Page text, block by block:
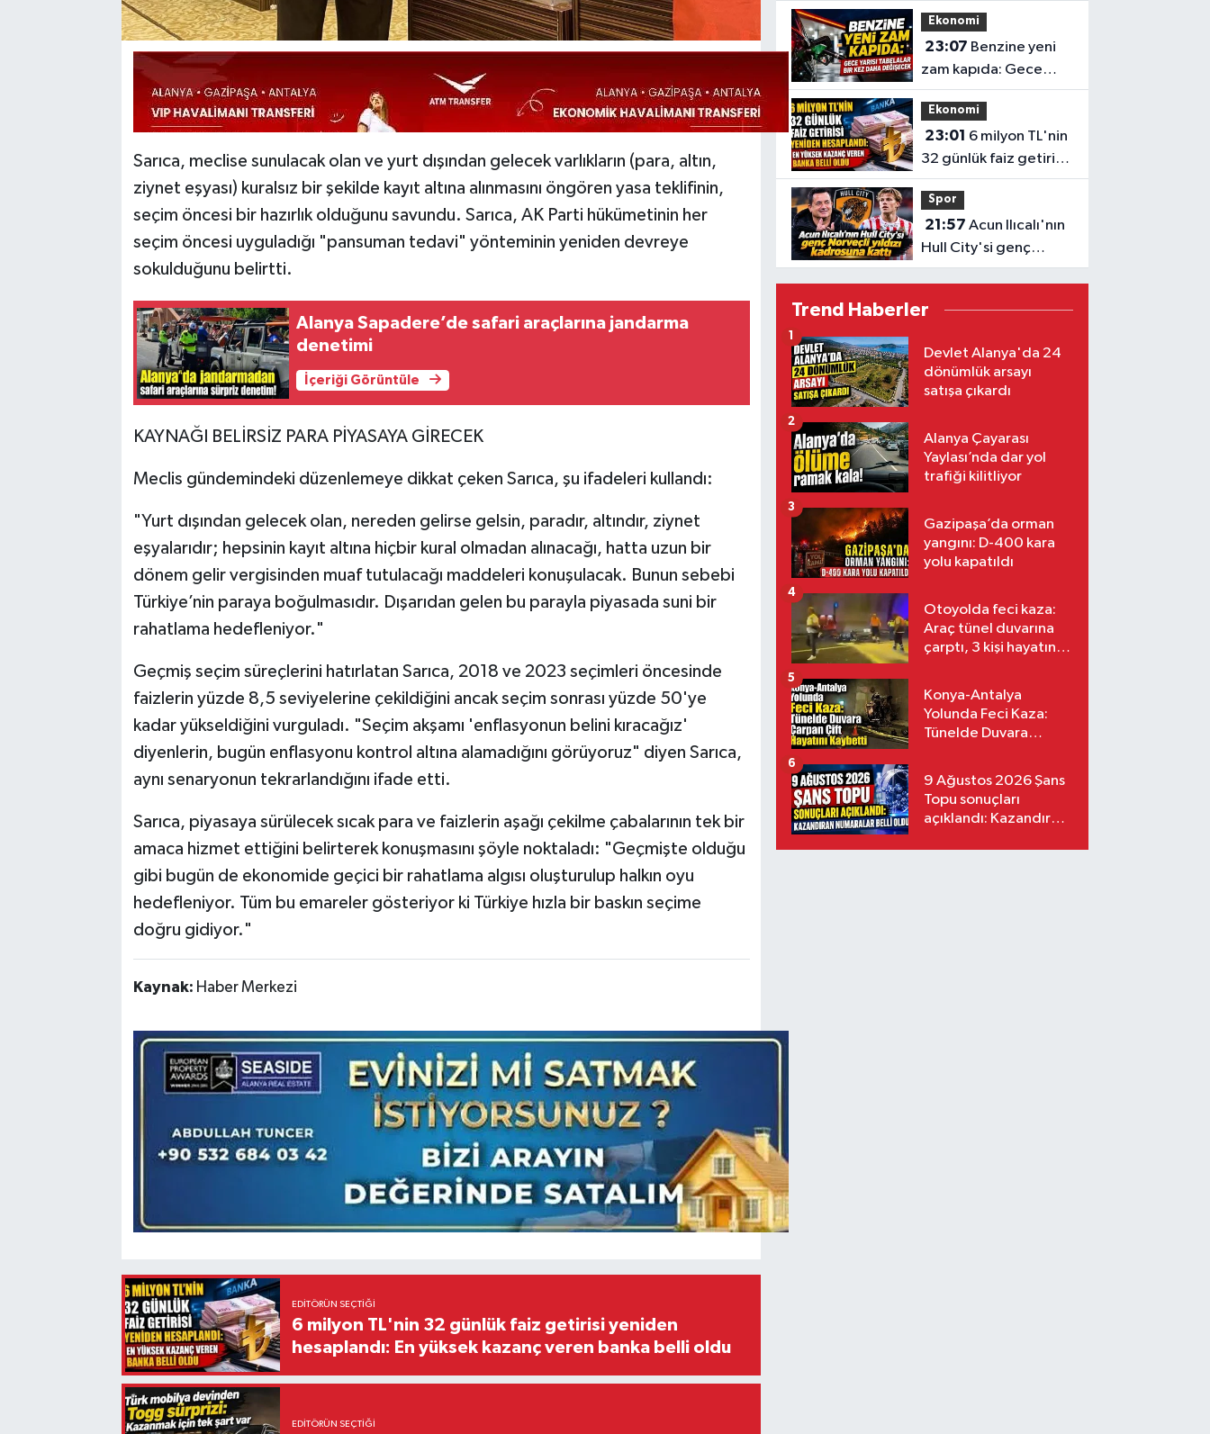
Sarıca, meclise sunulacak olan ve yurt dışından gelecek varlıkların (para, altın,
ziynet eşyası) kuralsız bir şekilde kayıt altına alınmasını öngören yasa teklifinin,
seçim öncesi bir hazırlık olduğunu savundu. Sarıca, AK Parti hükümetinin her
seçim öncesi uyguladığı "pansuman tedavi" yönteminin yeniden devreye
sokulduğunu belirtti.
Alanya Sapadere’de safari araçlarına jandarma
denetimi
İçeriği Görüntüle
​KAYNAĞI BELİRSİZ PARA PİYASAYA GİRECEK
​Meclis gündemindeki düzenlemeye dikkat çeken Sarıca, şu ifadeleri kullandı:
​"Yurt dışından gelecek olan, nereden gelirse gelsin, paradır, altındır, ziynet
eşyalarıdır; hepsinin kayıt altına hiçbir kural olmadan alınacağı, hatta uzun bir
dönem gelir vergisinden muaf tutulacağı maddeleri konuşulacak. Bunun sebebi
Türkiye’nin paraya boğulmasıdır. Dışarıdan gelen bu parayla piyasada suni bir
rahatlama hedefleniyor."
​Geçmiş seçim süreçlerini hatırlatan Sarıca, 2018 ve 2023 seçimleri öncesinde
faizlerin yüzde 8,5 seviyelerine çekildiğini ancak seçim sonrası yüzde 50'ye
kadar yükseldiğini vurguladı. "Seçim akşamı 'enflasyonun belini kıracağız'
diyenlerin, bugün enflasyonu kontrol altına alamadığını görüyoruz" diyen Sarıca,
aynı senaryonun tekrarlandığını ifade etti.
​Sarıca, piyasaya sürülecek sıcak para ve faizlerin aşağı çekilme çabalarının tek bir
amaca hizmet ettiğini belirterek konuşmasını şöyle noktaladı: "Geçmişte olduğu
gibi bugün de ekonomide geçici bir rahatlama algısı oluşturulup halkın oyu
hedefleniyor. Tüm bu emareler gösteriyor ki Türkiye hızla bir baskın seçime
doğru gidiyor."
Kaynak: Haber Merkezi
EDITÖRÜN SEÇTIĞI
6 milyon TL'nin 32 günlük faiz getirisi yeniden
hesaplandı: En yüksek kazanç veren banka belli oldu
EDITÖRÜN SEÇTIĞI
belli oldu
Ekonomi
23:07
zam kapıda: Gece
yarısı tabelalar bir kez
daha değişecek
Ekonomi
23:01
32 günlük faiz getirisi
yeniden hesaplandı:
En yüksek kazanç
veren banka belli oldu
Spor
21:57 Acun Ilıcalı'nın
Hull City'si genç
Norveçli yıldızı
Trend Haberler
Devlet Alanya'da 24
dönümlük arsayı
satışa çıkardı
1
Alanya Çayarası
Yaylası’nda dar yol
trafiği kilitliyor
2
Gazipaşa’da orman
yangını: D-400 kara
yolu kapatıldı
3
Otoyolda feci kaza:
Araç tünel duvarına
çarptı, 3 kişi hayatını
4
Konya-Antalya
Yolunda Feci Kaza:
Tünelde Duvara
5
9 Ağustos 2026 Şans
Topu sonuçları
açıklandı: Kazandıran
6